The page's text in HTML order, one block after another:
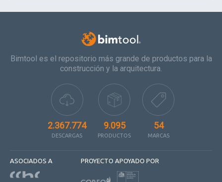
Bimtool es el repositorio más grande de productos para la
construcción y la arquitectura.
2.367.774
DESCARGAS
9.095
PRODUCTOS
54
MARCAS
ASOCIADOS A PROYECTO APOYADO POR